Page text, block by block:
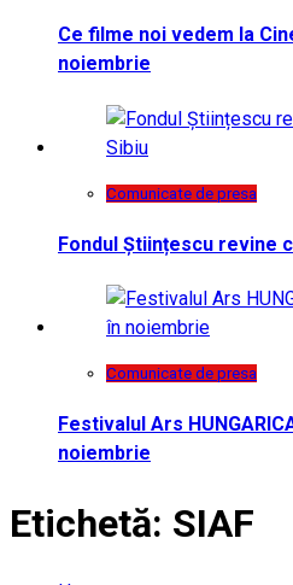
Ce filme noi vedem la
noiembrie
Comunicate de presa
Fondul Științescu revine
Comunicate de presa
Festivalul Ars
noiembrie
Etichetă: SIAF